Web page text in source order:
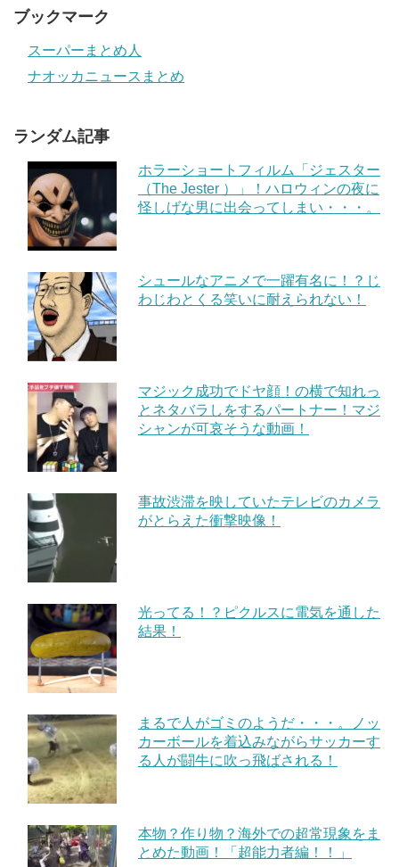
ブックマーク
スーパーまとめ人
ナオッカニュースまとめ
ランダム記事
ホラーショートフィルム「ジェスター
（The Jester ）」！ハロウィンの夜に
怪しげな男に出会ってしまい・・・。
シュールなアニメで一躍有名に！？じ
わじわとくる笑いに耐えられない！
マジック成功でドヤ顔！の横で知れっ
とネタバラしをするパートナー！マジ
シャンが可哀そうな動画！
事故渋滞を映していたテレビのカメラ
がとらえた衝撃映像！
光ってる！？ピクルスに電気を通した
結果！
まるで人がゴミのようだ・・・。ノッ
カーボールを着込みながらサッカーす
る人が闘牛に吹っ飛ばされる！
本物？作り物？海外での超常現象をま
とめた動画！「超能力者編！！」